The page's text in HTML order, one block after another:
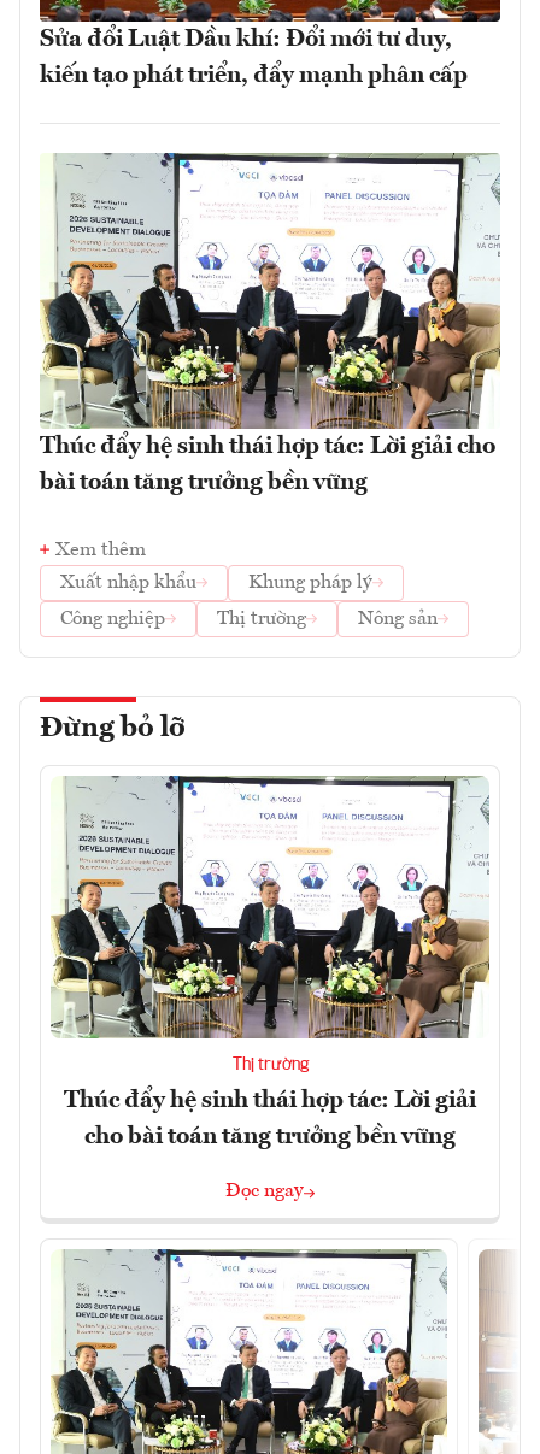
Sửa đổi Luật Dầu khí: Đổi mới tư duy,
kiến tạo phát triển, đẩy mạnh phân cấp
Thúc đẩy hệ sinh thái hợp tác: Lời giải cho
bài toán tăng trưởng bền vững
Xem thêm
Xuất nhập khẩu
Khung pháp lý
Công nghiệp
Thị trường Nông sản
Đừng bỏ lỡ
Thị trường
Thúc đẩy hệ sinh thái hợp tác: Lời giải
cho bài toán tăng trưởng bền vững
Đọc ngay